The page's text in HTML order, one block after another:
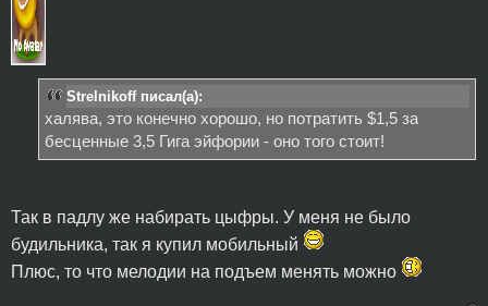
Strelnikoff писал(а):
халява, это конечно хорошо, но потратить $1,5 за
бесценные 3,5 Гига эйфории - оно того стоит!
Так в падлу же набирать цыфры. У меня не было
будильника, так я купил мобильный
Плюс, то что мелодии на подъем менять можно